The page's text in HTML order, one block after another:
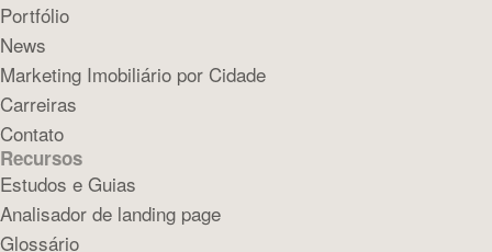
Portfólio
News
Marketing Imobiliário por Cidade
Carreiras
Contato
Recursos
Estudos e Guias
Analisador de landing page
Glossário